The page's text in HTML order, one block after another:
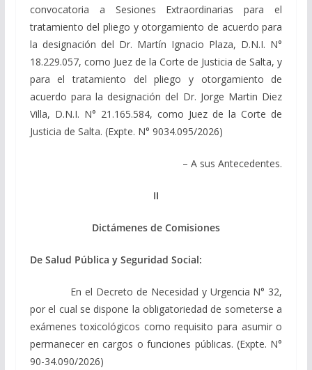
convocatoria a Sesiones Extraordinarias para el
tratamiento del pliego y otorgamiento de acuerdo para
la designación del Dr. Martín Ignacio Plaza, D.N.I. N°
18.229.057, como Juez de la Corte de Justicia de Salta, y
para el tratamiento del pliego y otorgamiento de
acuerdo para la designación del Dr. Jorge Martin Diez
Villa, D.N.I. N° 21.165.584, como Juez de la Corte de
Justicia de Salta. (Expte. N° 9034.095/2026)
– A sus Antecedentes.
II
Dictámenes de Comisiones
De Salud Pública y Seguridad Social:
En el Decreto de Necesidad y Urgencia N° 32,
por el cual se dispone la obligatoriedad de someterse a
exámenes toxicológicos como requisito para asumir o
permanecer en cargos o funciones públicas. (Expte. N°
90-34.090/2026)